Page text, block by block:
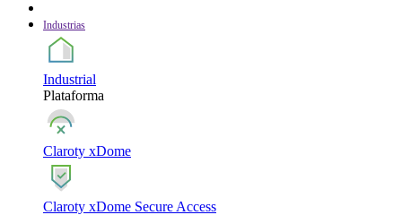
Industrias
Industrial
Plataforma
Claroty xDome
Claroty xDome Secure Access